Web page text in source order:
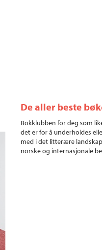
De aller beste
Bokklubben for deg som
det er for å underholdes
med i det litterære
norske og internasjonale